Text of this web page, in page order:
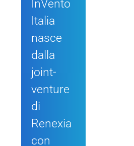
InVento
Italia
nasce
dalla
joint-
venture
di
Renexia
con